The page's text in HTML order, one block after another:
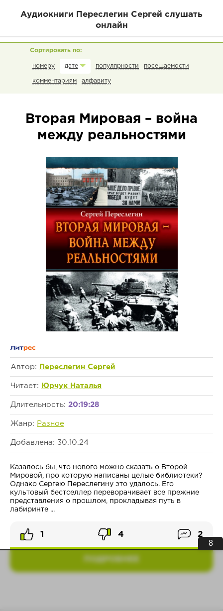
Аудиокниги Переслегин Сергей слушать
онлайн
номеру дате популярности посещаемости
комментариям алфавиту
Вторая Мировая – война
между реальностями
Автор: Переслегин Сергей
Читает: Юрчук Наталья
Длительность: 20:19:28
Жанр: Разное
Добавлена: 30.10.24
Казалось бы, что нового можно сказать о Второй
Мировой, про которую написаны целые библиотеки?
Однако Сергею Переслегину это удалось. Его
культовый бестселлер переворачивает все прежние
представления о прошлом, прокладывая путь в
лабиринте ...
ПОДРОБНЕЕ
1 4 2
8